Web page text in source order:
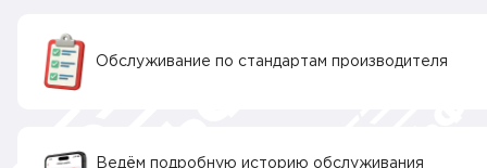
Обслуживание по стандартам производителя
Ведём подробную историю обслуживания